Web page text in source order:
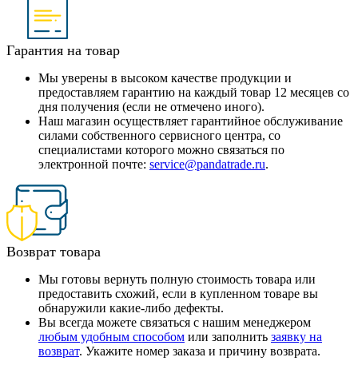
Гарантия на товар
Мы уверены в высоком качестве продукции и
предоставляем гарантию на каждый товар 12 месяцев со
дня получения (если не отмечено иного).
Наш магазин осуществляет гарантийное обслуживание
силами собственного сервисного центра, со
специалистами которого можно связаться по
электронной почте: service@pandatrade.ru.
Возврат товара
Мы готовы вернуть полную стоимость товара или
предоставить схожий, если в купленном товаре вы
обнаружили какие-либо дефекты.
Вы всегда можете связаться с нашим менеджером
любым удобным способом или заполнить заявку на
возврат. Укажите номер заказа и причину возврата.